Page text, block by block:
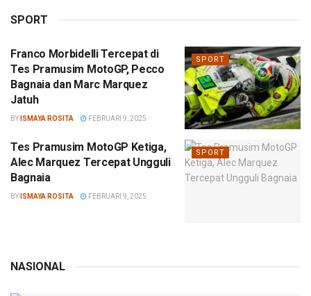
SPORT
SPORT
Franco Morbidelli Tercepat di
Tes Pramusim MotoGP, Pecco
Bagnaia dan Marc Marquez
Jatuh
BY ISMAYA ROSITA FEBRUARI 9, 2025
SPORT
Tes Pramusim MotoGP Ketiga,
Alec Marquez Tercepat Ungguli
Bagnaia
BY ISMAYA ROSITA FEBRUARI 9, 2025
NASIONAL